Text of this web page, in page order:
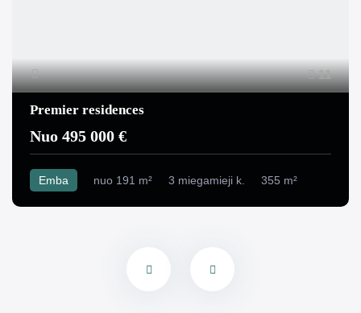
11
Premier residences
Nuo 495 000 €
Emba nuo 191 m² 3 miegamieji k. 355 m²